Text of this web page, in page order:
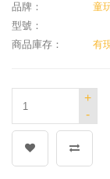
品牌：
童
型號：
商品庫存：
有
-
+